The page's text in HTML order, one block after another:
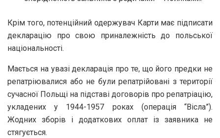
Крім того, потенційний одержувач Карти має підписати
декларацію про свою приналежність до польської
національності.
Мається на увазі декларація про те, що його предки не
репатріювалися або не були репатрійовані з території
сучасної Польщі на підставі договорів про репатріацію,
укладених у 1944-1957 роках (операція “Вісла”).
Жодних зборів і додаткових оплат із заявника не
стягується.